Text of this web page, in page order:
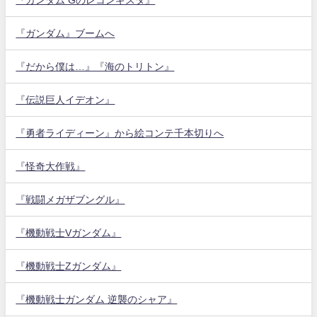
『ガンダム』ブームへ
『だから僕は…』『海のトリトン』
『伝説巨人イデオン』
『勇者ライディーン』から絵コンテ千本切りへ
『怪奇大作戦』
『戦闘メガザブングル』
『機動戦士Vガンダム』
『機動戦士Zガンダム』
『機動戦士ガンダム 逆襲のシャア』